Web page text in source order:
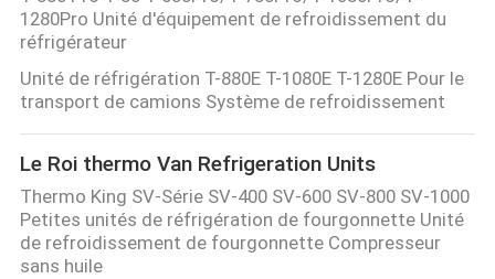
DE
L'USINE
CONTRÔLE
DE
LA
QUALITÉ
1280Pro Unité d'équipement de refroidissement du
réfrigérateur
Unité de réfrigération T-880E T-1080E T-1280E Pour le
transport de camions Système de refroidissement
Le Roi thermo Van Refrigeration Units
Thermo King SV-Série SV-400 SV-600 SV-800 SV-1000
Petites unités de réfrigération de fourgonnette Unité
de refroidissement de fourgonnette Compresseur
sans huile